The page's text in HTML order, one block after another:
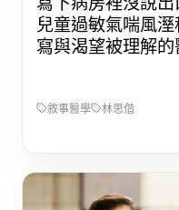
兒童過敏氣喘風
寫與渴望被理解的
敘事醫學 林思偕